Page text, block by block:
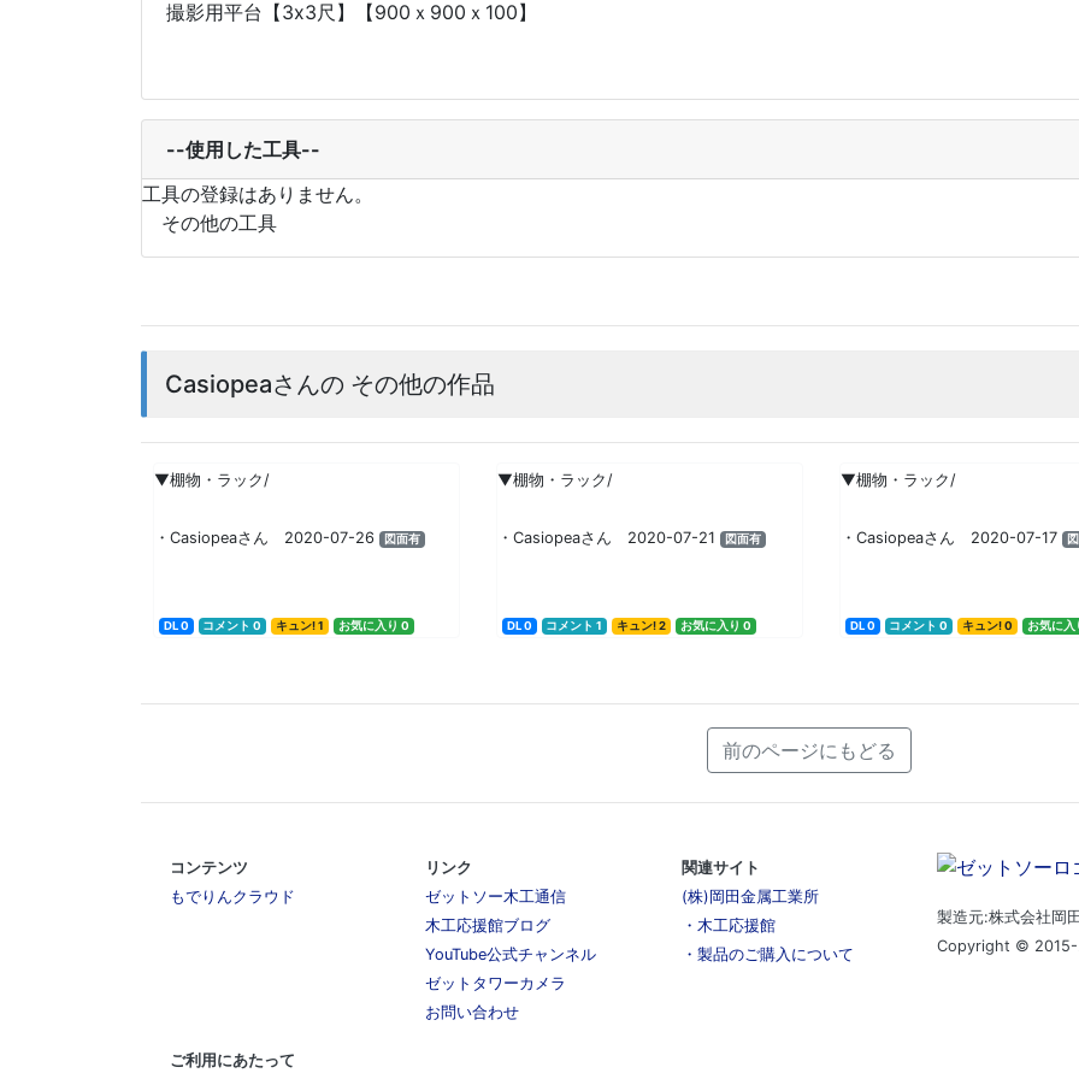
撮影用平台【3x3尺】【900ｘ900ｘ100】
--使用した工具--
工具の登録はありません。
その他の工具
Casiopeaさんの その他の作品
▼棚物・ラック/
・Casiopeaさん 2020-07-26 図面有
DL 0 コメント 0 キュン! 1 お気に入り 0
▼棚物・ラック/
・Casiopeaさん 2020-07-21 図面有
DL 0 コメント 1 キュン! 2 お気に入り 0
▼棚物・ラック/
・Casiopeaさん 2020-07-17
DL 0 コメント 0 キュン! 0 お気に入
前のページにもどる
コンテンツ
もでりんクラウド
リンク
ゼットソー木工通信
木工応援館ブログ
YouTube公式チャンネル
ゼットタワーカメラ
お問い合わせ
関連サイト
(株)岡田金属工業所
・木工応援館
・製品のご購入について
ご利用にあたって
製造元:株式会社
Copyright © 2015-